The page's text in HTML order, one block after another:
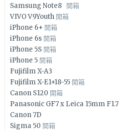
Samsung Note8 開箱
VIVO V9Youth 開箱
iPhone 6+ 開箱
iPhone 6s 開箱
iPhone 5S 開箱
iPhone 5 開箱
Fujifilm X-A3
Fujifilm X-E1+18-55 開箱
Canon S120 開箱
Panasonic GF7 x Leica 15mm F1.7
Canon 7D
Sigma 50 開箱